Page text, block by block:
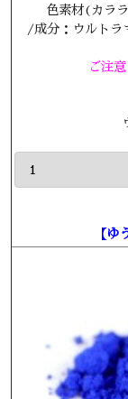
色素材(カラ
/成分：ウルト
ご注
【ゆ